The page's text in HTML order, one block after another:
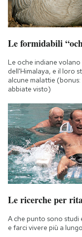
Le formidabili
Le oche indiane
dell'Himalaya, e il loro
alcune malattie
abbiate visto)
Le ricerche per
A che punto sono
e farci vivere più a